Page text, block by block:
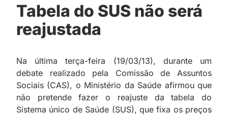
Tabela do SUS não será
reajustada
Na última terça-feira (19/03/13), durante um
debate realizado pela Comissão de Assuntos
Sociais (CAS), o Ministério da Saúde afirmou que
não pretende fazer o reajuste da tabela do
Sistema único de Saúde (SUS), que fixa os preços